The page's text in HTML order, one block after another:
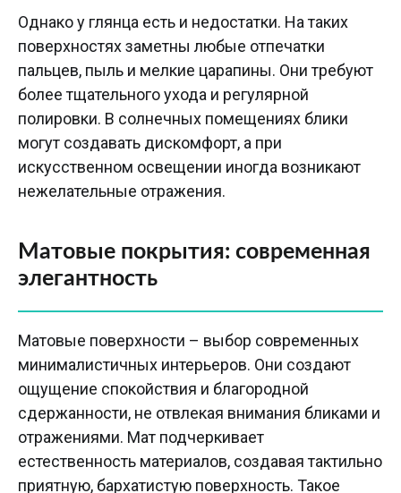
Однако у глянца есть и недостатки. На таких
поверхностях заметны любые отпечатки
пальцев, пыль и мелкие царапины. Они требуют
более тщательного ухода и регулярной
полировки. В солнечных помещениях блики
могут создавать дискомфорт, а при
искусственном освещении иногда возникают
нежелательные отражения.
Матовые покрытия: современная
элегантность
Матовые поверхности – выбор современных
минималистичных интерьеров. Они создают
ощущение спокойствия и благородной
сдержанности, не отвлекая внимания бликами и
отражениями. Мат подчеркивает
естественность материалов, создавая тактильно
приятную, бархатистую поверхность. Такое